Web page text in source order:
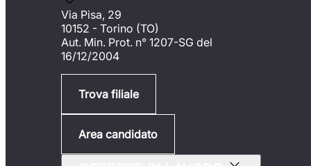
Via Pisa, 29
10152 - Torino (TO)
Aut. Min. Prot. n° 1207-SG del
16/12/2004
Trova filiale
Area candidato